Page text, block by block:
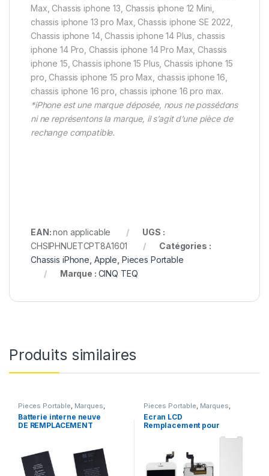
Max, Chassis iphone 13, Chassis iphone 12 Mini,
chassis iphone 13 pro Max, Chassis iphone SE 2022,
Chassis iphone 14, Chassis iphone 14 Plus, chassis
iphone 14 Pro, Chassis iphone 14 Pro Max, Chassis
iphone 15, Chassis iphone 15 Plus, Chassis iphone 15
pro, Chassis iphone 15 pro Max, chassis iphone 16,
chassis iphone 16 pro, chassis iphone 16 pro max.
*iPhone est une marque déposée, nous ne possédons
ni ne représentons la marque, il s’agit d’une pièce de
rechange compatible.
EAN:non applicable
UGS :
CHSIPHNUETCPT8A1601
Catégories :
Chassis iPhone Apple Pieces Portable
Marque : CINQ TEQ
Produits similaires
Pieces Portable Marques
iPhone 6s Batteries et
chargeurs,Batteries,Batteries
Apple
Batterie interne neuve
DE REMPLACEMENT
Pieces Portable Marques
iPhone 6s
Ecran LCD
Remplacement pour